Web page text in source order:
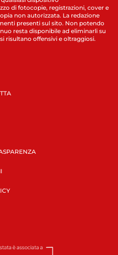
di fotocopie, registrazioni, cover e
non autorizzata. La redazione
presenti sul sito. Non potendo
resta disponibile ad eliminarli su
risultano offensivi e oltraggiosi.